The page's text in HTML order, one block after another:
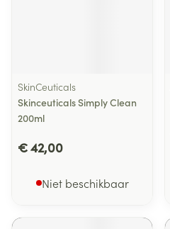
SkinCeuticals
Skinceuticals Simply Clean
200ml
€ 42,00
Niet beschikbaar